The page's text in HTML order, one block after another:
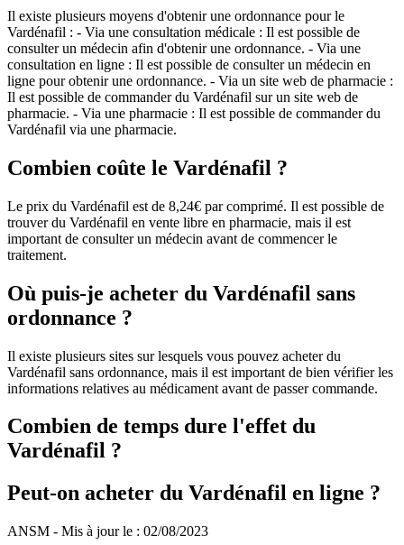
Il existe plusieurs moyens d'obtenir une ordonnance pour le
Vardénafil : - Via une consultation médicale : Il est possible de
consulter un médecin afin d'obtenir une ordonnance. - Via une
consultation en ligne : Il est possible de consulter un médecin en
ligne pour obtenir une ordonnance. - Via un site web de pharmacie :
Il est possible de commander du Vardénafil sur un site web de
pharmacie. - Via une pharmacie : Il est possible de commander du
Vardénafil via une pharmacie.
Combien coûte le Vardénafil ?
Le prix du Vardénafil est de 8,24€ par comprimé. Il est possible de
trouver du Vardénafil en vente libre en pharmacie, mais il est
important de consulter un médecin avant de commencer le
traitement.
Où puis-je acheter du Vardénafil sans
ordonnance ?
Il existe plusieurs sites sur lesquels vous pouvez acheter du
Vardénafil sans ordonnance, mais il est important de bien vérifier les
informations relatives au médicament avant de passer commande.
Combien de temps dure l'effet du
Vardénafil ?
Peut-on acheter du Vardénafil en ligne ?
ANSM - Mis à jour le : 02/08/2023